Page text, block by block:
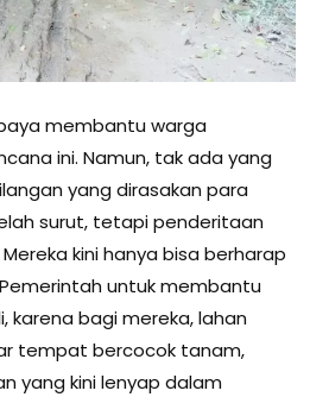
membantu warga
ini. Namun, tak ada yang
yang dirasakan para
surut, tetapi penderitaan
kini hanya bisa berharap
untuk membantu
karena bagi mereka, lahan
tempat bercocok tanam,
yang kini lenyap dalam